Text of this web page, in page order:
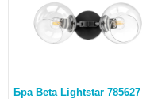
Бра Beta Lightstar 785627